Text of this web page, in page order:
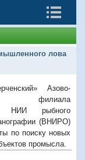
лова
Азово-
филиала
НИИ рыбного
(ВНИРО)
по поиску новых
промысла.